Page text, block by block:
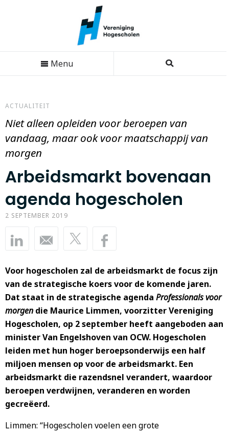
Menu
ACTUALITEIT
Niet alleen opleiden voor beroepen van
vandaag, maar ook voor maatschappij van
morgen
Arbeidsmarkt bovenaan
agenda hogescholen
2 SEPTEMBER 2019
Voor hogescholen zal de arbeidsmarkt de focus zijn
van de strategische koers voor de komende jaren.
Dat staat in de strategische agenda Professionals voor
morgen die Maurice Limmen, voorzitter Vereniging
Hogescholen, op 2 september heeft aangeboden aan
minister Van Engelshoven van OCW. Hogescholen
leiden met hun hoger beroepsonderwijs een half
miljoen mensen op voor de arbeidsmarkt. Een
arbeidsmarkt die razendsnel verandert, waardoor
beroepen verdwijnen, veranderen en worden
gecreëerd.
Limmen: “Hogescholen voelen een grote